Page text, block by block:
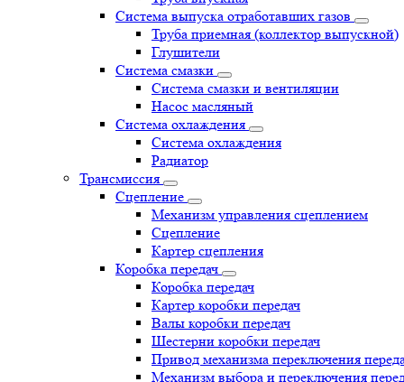
Система выпуска отработавших газов
Труба приемная (коллектор выпускной)
Глушители
Система смазки
Система смазки и вентиляции
Насос масляный
Система охлаждения
Система охлаждения
Радиатор
Трансмиссия
Сцепление
Механизм управления сцеплением
Сцепление
Картер сцепления
Коробка передач
Коробка передач
Картер коробки передач
Валы коробки передач
Шестерни коробки передач
Привод механизма переключения
Механизм выбора и переключения